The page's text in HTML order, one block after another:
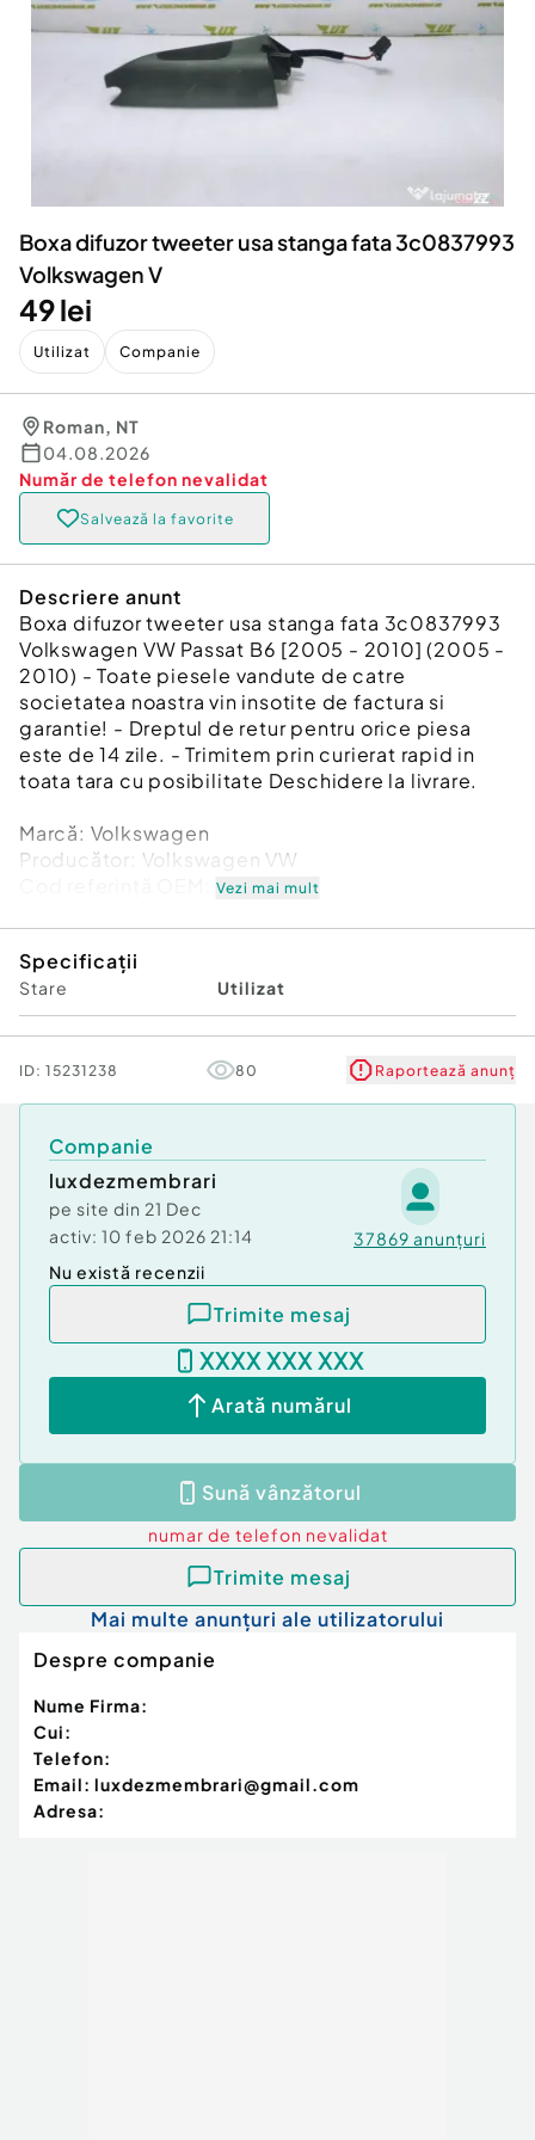
Servicii
Animale de companie
Afaceri și echipamente profesionale
Utilaje agricole si industriale
Piese auto si accesorii
Dacia Duster
Boxa difuzor tweeter usa stanga fata 3c0837993
Volkswagen V
49 lei
Utilizat Companie
Roman, NT
04.08.2026
Număr de telefon nevalidat
Salvează la favorite
Descriere anunt
Boxa difuzor tweeter usa stanga fata 3c0837993
Volkswagen VW Passat B6 [2005 - 2010] (2005 -
2010) - Toate piesele vandute de catre
societatea noastra vin insotite de factura si
garantie! - Dreptul de retur pentru orice piesa
este de 14 zile. - Trimitem prin curierat rapid in
toata tara cu posibilitate Deschidere la livrare.
Marcă: Volkswagen
Producător: Volkswagen VW
Cod referinţă OEM: 48699580
Garanție
Vezi mai mult
Specificații
Stare Utilizat
ID: 15231238 80 Raportează anunț
Companie
luxdezmembrari
pe site din 21 Dec
activ: 10 feb 2026 21:14 37869 anunțuri
Nu există recenzii
Trimite mesaj
XXXX XXX XXX
Arată numărul
Sună vânzătorul
numar de telefon nevalidat
Trimite mesaj
Mai multe anunțuri ale utilizatorului
Despre companie
Nume Firma:
Cui:
Telefon:
Email: luxdezmembrari@gmail.com
Adresa: